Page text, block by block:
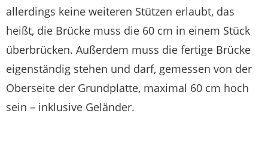
allerdings keine weiteren Stützen erlaubt, das
heißt, die Brücke muss die 60 cm in einem Stück
überbrücken. Außerdem muss die fertige Brücke
eigenständig stehen und darf, gemessen von der
Oberseite der Grundplatte, maximal 60 cm hoch
sein – inklusive Geländer.